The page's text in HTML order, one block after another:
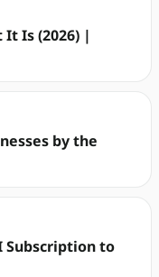
Is (2026) |
by the
Subscription to